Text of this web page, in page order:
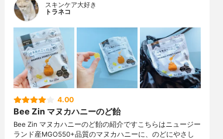
スキンケア大好き
トラネコ
4.00
Bee Zin マヌカハニーのど飴
Bee Zin マヌカハニーのど飴の紹介ですこちらはニュージー
ランド産MGO550+品質のマヌカハニーに、のどにやさし